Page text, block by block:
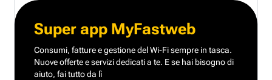
Super app MyFastweb
Consumi, fatture e gestione del Wi-Fi sempre in tasca.
Nuove offerte e servizi dedicati a te. E se hai bisogno di
aiuto, fai tutto da lì